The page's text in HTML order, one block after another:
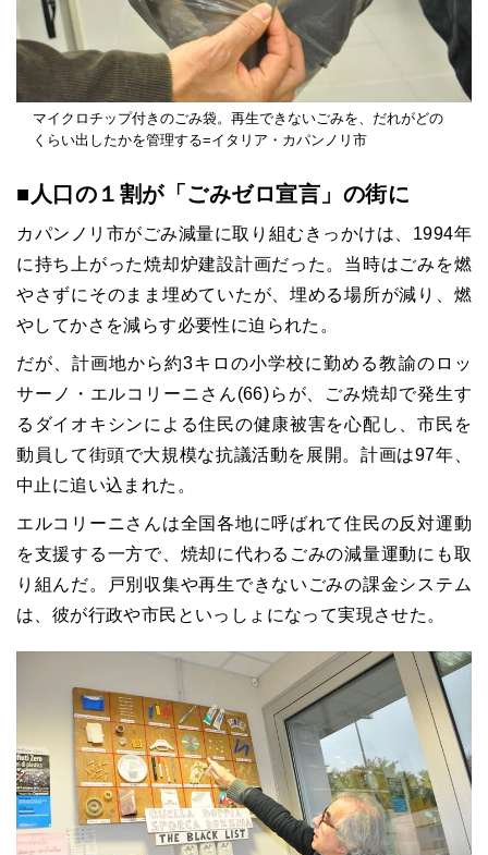
マイクロチップ付きのごみ袋。再生できないごみを、だれがどの
くらい出したかを管理する=イタリア・カパンノリ市
■人口の１割が「ごみゼロ宣言」の街に
カパンノリ市がごみ減量に取り組むきっかけは、1994年
に持ち上がった焼却炉建設計画だった。当時はごみを燃
やさずにそのまま埋めていたが、埋める場所が減り、燃
やしてかさを減らす必要性に迫られた。
だが、計画地から約3キロの小学校に勤める教諭のロッ
サーノ・エルコリーニさん(66)らが、ごみ焼却で発生す
るダイオキシンによる住民の健康被害を心配し、市民を
動員して街頭で大規模な抗議活動を展開。計画は97年、
中止に追い込まれた。
エルコリーニさんは全国各地に呼ばれて住民の反対運動
を支援する一方で、焼却に代わるごみの減量運動にも取
り組んだ。戸別収集や再生できないごみの課金システム
は、彼が行政や市民といっしょになって実現させた。